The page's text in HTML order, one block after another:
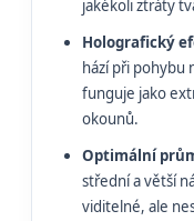
jakékoli ztráty
Holografický
hází při pohybu
funguje jako
okounů.
Optimální
střední a větší
viditelné, ale